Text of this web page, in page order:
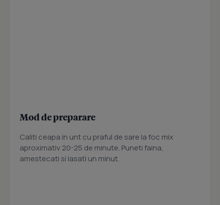
Mod de preparare
Caliti ceapa in unt cu praful de sare la foc mix
aproximativ 20-25 de minute. Puneti faina,
amestecati si lasati un minut.